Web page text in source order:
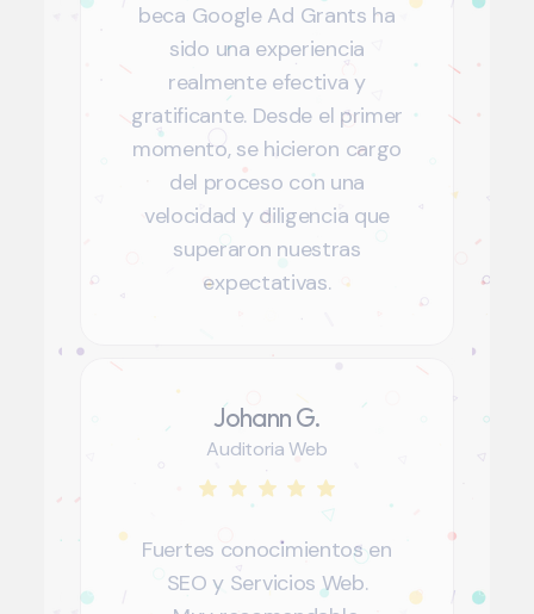
beca Google Ad Grants ha
sido una experiencia
realmente efectiva y
gratificante. Desde el primer
momento, se hicieron cargo
del proceso con una
velocidad y diligencia que
superaron nuestras
expectativas.
Johann G.
Auditoria Web
Fuertes conocimientos en
SEO y Servicios Web.